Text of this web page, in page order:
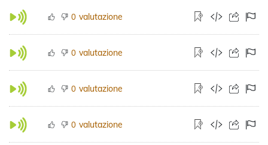
0 valutazione
0 valutazione
0 valutazione
0 valutazione